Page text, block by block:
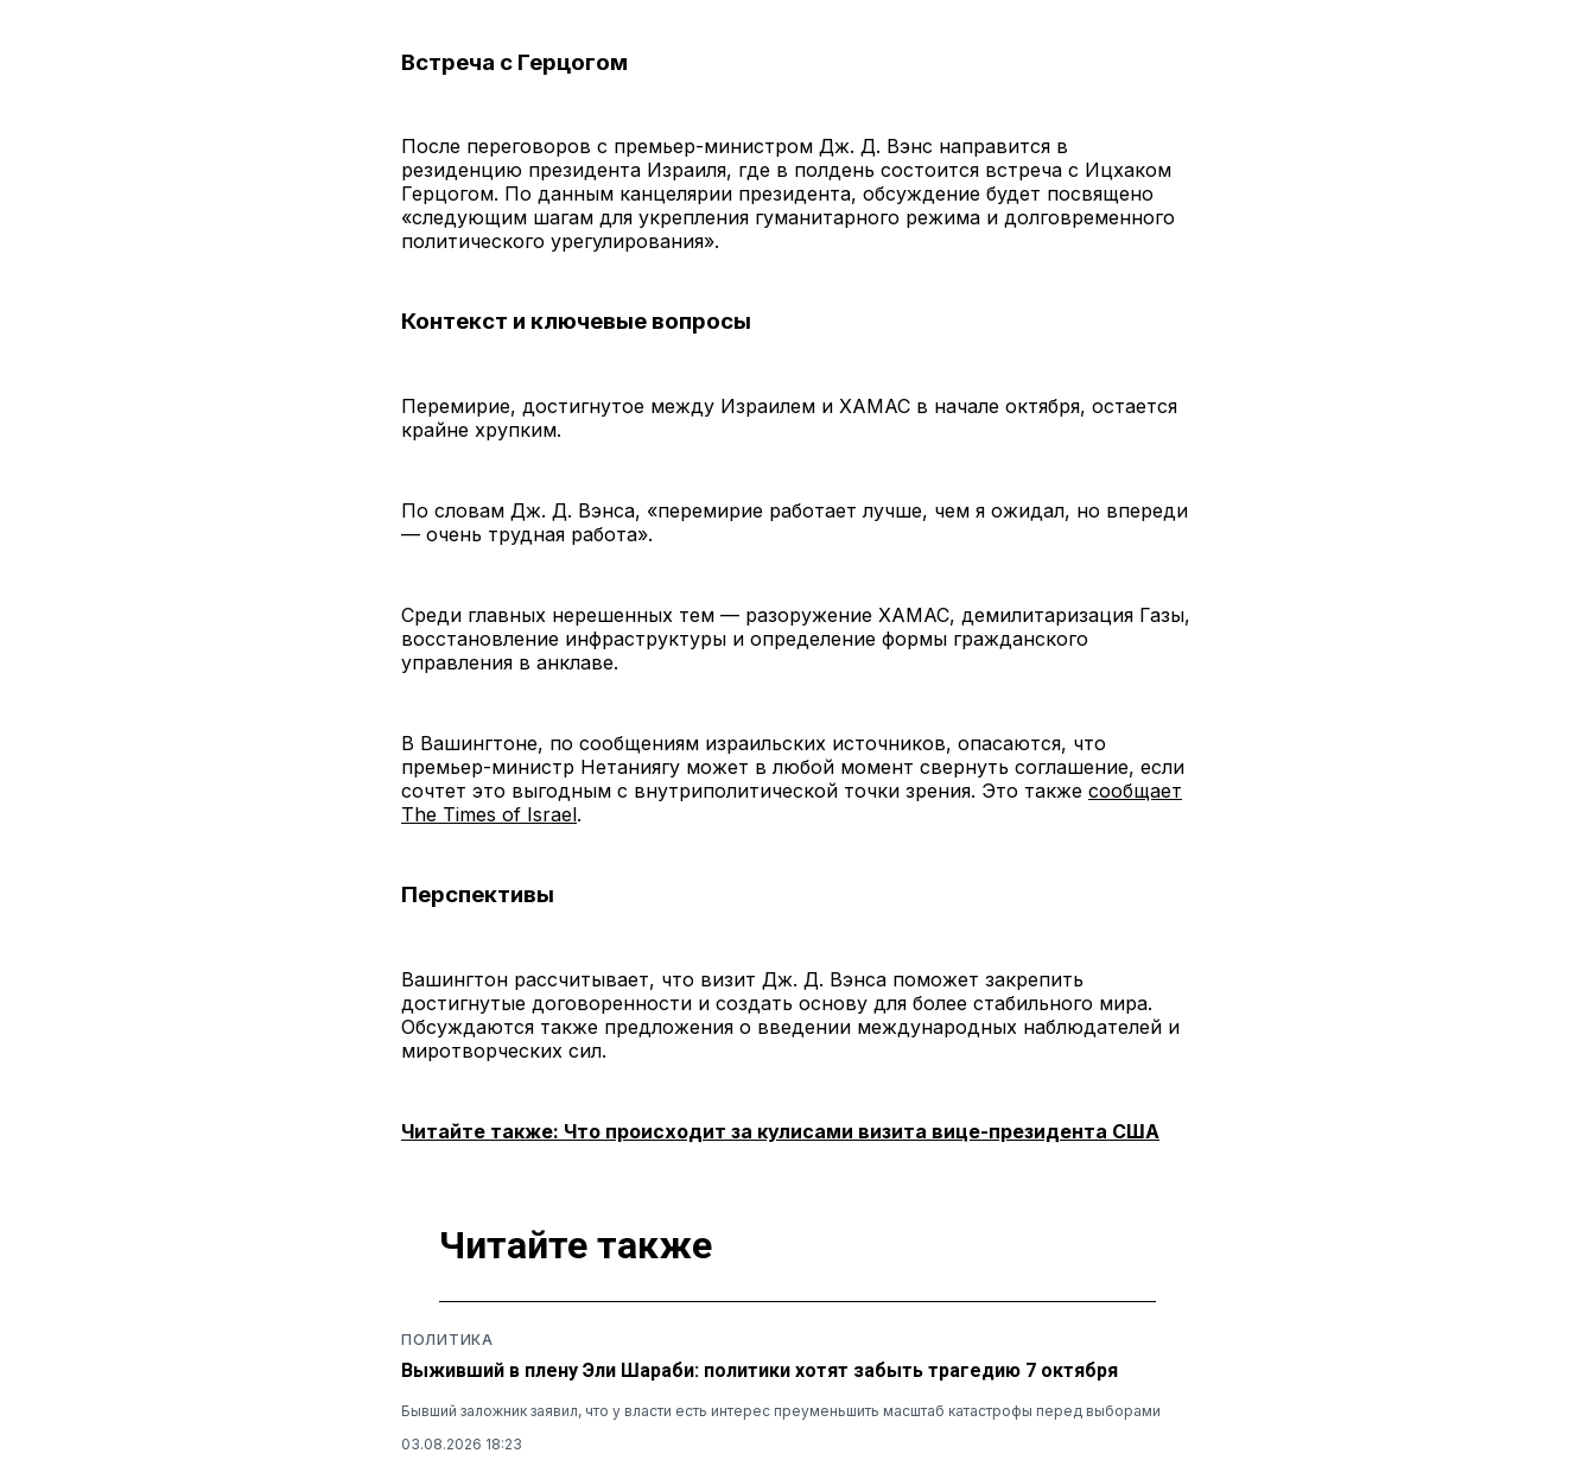
Встреча с Герцогом
После переговоров с премьер-министром Дж. Д. Вэнс направится в
резиденцию президента Израиля, где в полдень состоится встреча с Ицхаком
Герцогом. По данным канцелярии президента, обсуждение будет посвящено
«следующим шагам для укрепления гуманитарного режима и долговременного
политического урегулирования».
Контекст и ключевые вопросы
Перемирие, достигнутое между Израилем и ХАМАС в начале октября, остается
крайне хрупким.
По словам Дж. Д. Вэнса, «перемирие работает лучше, чем я ожидал, но впереди
— очень трудная работа».
Среди главных нерешенных тем — разоружение ХАМАС, демилитаризация Газы,
восстановление инфраструктуры и определение формы гражданского
управления в анклаве.
В Вашингтоне, по сообщениям израильских источников, опасаются, что
премьер-министр Нетаниягу может в любой момент свернуть соглашение, если
сочтет это выгодным с внутриполитической точки зрения. Это также сообщает
The Times of Israel.
Перспективы
Вашингтон рассчитывает, что визит Дж. Д. Вэнса поможет закрепить
достигнутые договоренности и создать основу для более стабильного мира.
Обсуждаются также предложения о введении международных наблюдателей и
миротворческих сил.
Читайте также: Что происходит за кулисами визита вице-президента США
Читайте также
ПОЛИТИКА
Выживший в плену Эли Шараби: политики хотят забыть трагедию 7 октября
Бывший заложник заявил, что у власти есть интерес преуменьшить масштаб катастрофы перед выборами
03.08.2026 18:23